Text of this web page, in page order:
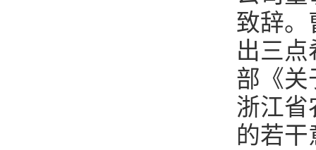
致辞。
出三
部《关
浙江省
的若